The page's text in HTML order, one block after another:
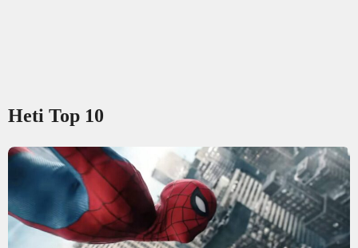
Heti Top 10